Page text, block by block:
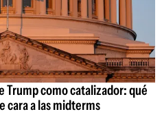
Trump como catalizador: qué
cara a las midterms